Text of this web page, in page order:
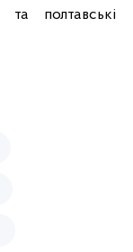
та
полтавські